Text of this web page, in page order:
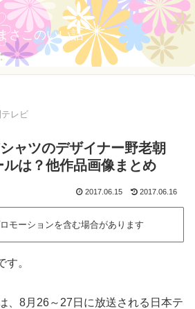
さこのいい話
レビ
ャツのデザイナー野老朝
は？他作品画像まとめ
2017.06.15 2017.06.16
モーションを含む場合があります
す。
、8月26～27日に放送される日本テ